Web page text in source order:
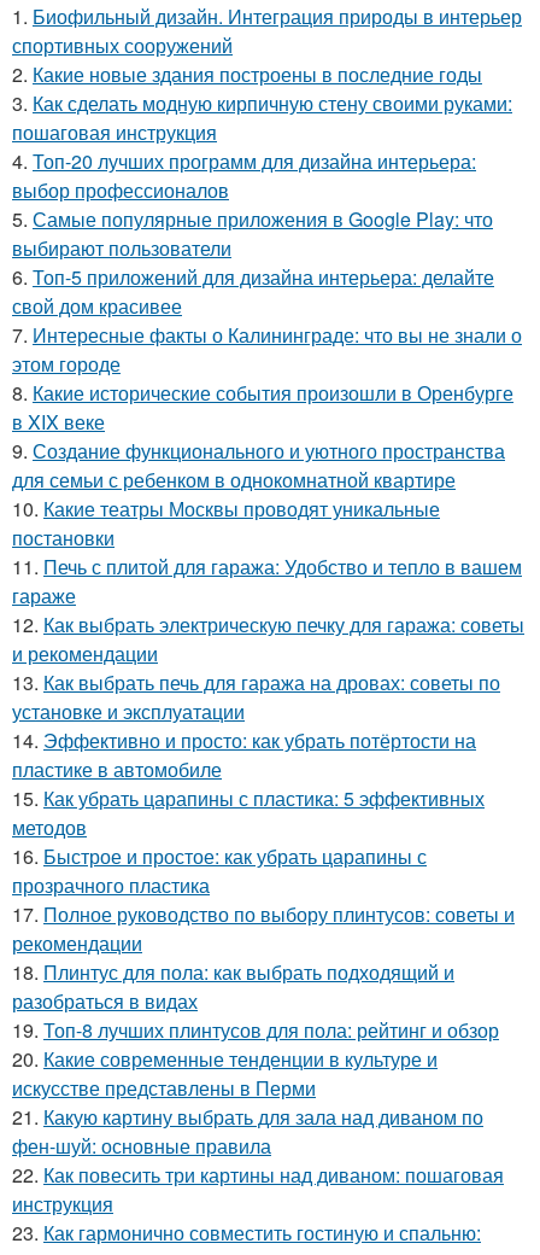
1. Биофильный дизайн. Интеграция природы в интерьер
спортивных сооружений
2. Какие новые здания построены в последние годы
3. Как сделать модную кирпичную стену своими руками:
пошаговая инструкция
4. Топ-20 лучших программ для дизайна интерьера:
выбор профессионалов
5. Самые популярные приложения в Google Play: что
выбирают пользователи
6. Топ-5 приложений для дизайна интерьера: делайте
свой дом красивее
7. Интересные факты о Калининграде: что вы не знали о
этом городе
8. Какие исторические события произошли в Оренбурге
в XIX веке
9. Создание функционального и уютного пространства
для семьи с ребенком в однокомнатной квартире
10. Какие театры Москвы проводят уникальные
постановки
11. Печь с плитой для гаража: Удобство и тепло в вашем
гараже
12. Как выбрать электрическую печку для гаража: советы
и рекомендации
13. Как выбрать печь для гаража на дровах: советы по
установке и эксплуатации
14. Эффективно и просто: как убрать потёртости на
пластике в автомобиле
15. Как убрать царапины с пластика: 5 эффективных
методов
16. Быстрое и простое: как убрать царапины с
прозрачного пластика
17. Полное руководство по выбору плинтусов: советы и
рекомендации
18. Плинтус для пола: как выбрать подходящий и
разобраться в видах
19. Топ-8 лучших плинтусов для пола: рейтинг и обзор
20. Какие современные тенденции в культуре и
искусстве представлены в Перми
21. Какую картину выбрать для зала над диваном по
фен-шуй: основные правила
22. Как повесить три картины над диваном: пошаговая
инструкция
23. Как гармонично совместить гостиную и спальню: